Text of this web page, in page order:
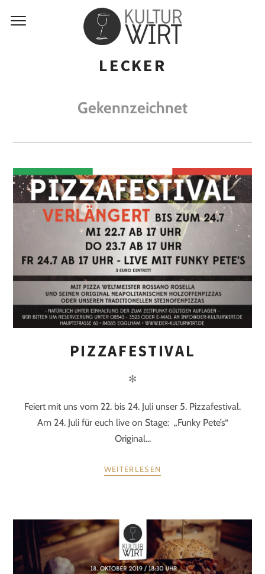
LECKER
Gekennzeichnet
PIZZAFESTIVAL
✻
Feiert mit uns vom 22. bis 24. Juli unser 5. Pizzafestival.
Am 24. Juli für euch live on Stage: „Funky Pete’s“
Original...
WEITERLESEN